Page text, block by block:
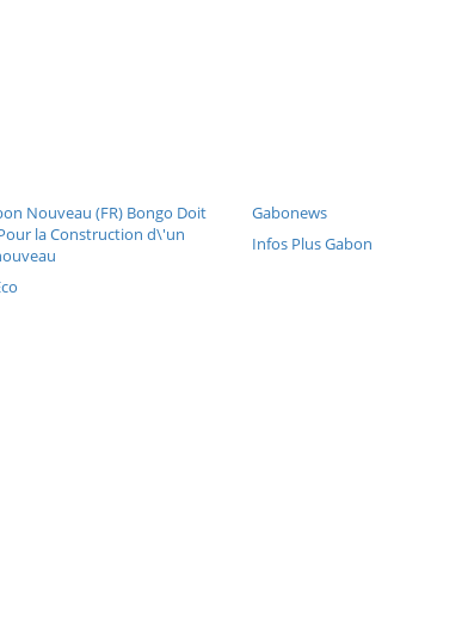
Nouveau (FR) Bongo Doit
la Construction d\'un
Gabonews
Infos Plus Gabon